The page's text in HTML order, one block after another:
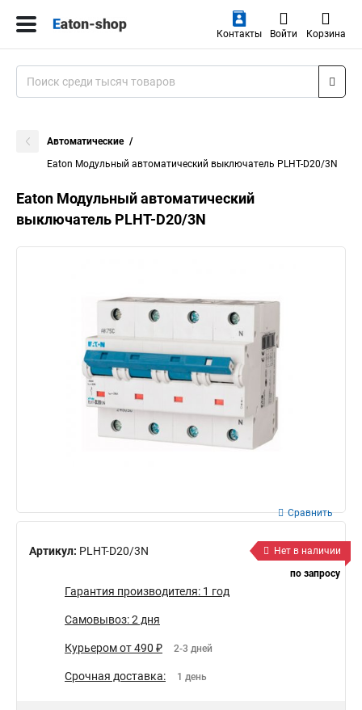
Контакты Войти Корзина
Автоматические
Eaton Модульный автоматический выключатель PLHT-D20/3N
Eaton Модульный автоматический
выключатель PLHT-D20/3N
Артикул: PLHT-D20/3N
Сравнить
Нет в наличии
по запросу
Гарантия производителя: 1 год
Самовывоз: 2 дня
Курьером от 490 ₽ 2-3 дней
Срочная доставка: 1 день